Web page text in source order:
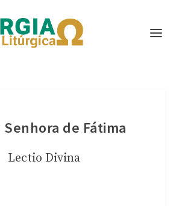
Senhora de Fátima
Lectio Divina